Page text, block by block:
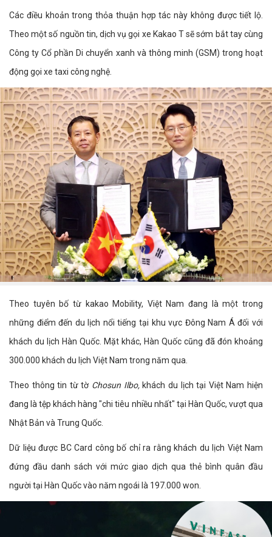
Các điều khoản trong thỏa thuận hợp tác này không được tiết lộ.
Theo một số nguồn tin, dịch vụ gọi xe Kakao T sẽ sớm bắt tay cùng
Công ty Cổ phần Di chuyển xanh và thông minh (GSM) trong hoạt
động gọi xe taxi công nghệ.
Theo tuyên bố từ kakao Mobility, Việt Nam đang là một trong
những điểm đến du lịch nổi tiếng tại khu vực Đông Nam Á đối với
khách du lịch Hàn Quốc. Mặt khác, Hàn Quốc cũng đã đón khoảng
300.000 khách du lịch Việt Nam trong năm qua.
Theo thông tin từ tờ Chosun Ilbo, khách du lịch tại Việt Nam hiện
đang là tệp khách hàng "chi tiêu nhiều nhất" tại Hàn Quốc, vượt qua
Nhật Bản và Trung Quốc.
Dữ liệu được BC Card công bố chỉ ra rằng khách du lịch Việt Nam
đứng đầu danh sách với mức giao dịch qua thẻ bình quân đầu
người tại Hàn Quốc vào năm ngoái là 197.000 won.